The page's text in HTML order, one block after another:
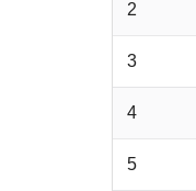
2
3
4
5